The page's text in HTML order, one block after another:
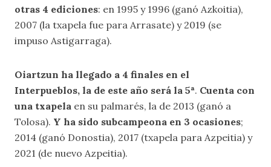
otras 4 ediciones: en 1995 y 1996 (ganó Azkoitia),
2007 (la txapela fue para Arrasate) y 2019 (se
impuso Astigarraga).
Oiartzun ha llegado a 4 finales en el
Interpueblos, la de este año será la 5ª. Cuenta con
una txapela en su palmarés, la de 2013 (ganó a
Tolosa). Y ha sido subcampeona en 3 ocasiones;
2014 (ganó Donostia), 2017 (txapela para Azpeitia) y
2021 (de nuevo Azpeitia).